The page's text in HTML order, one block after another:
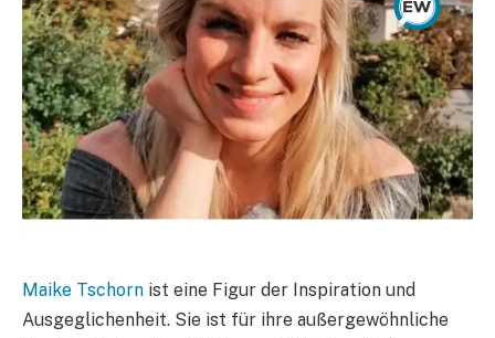
Maike Tschorn ist eine Figur der Inspiration und
Ausgeglichenheit. Sie ist für ihre außergewöhnliche